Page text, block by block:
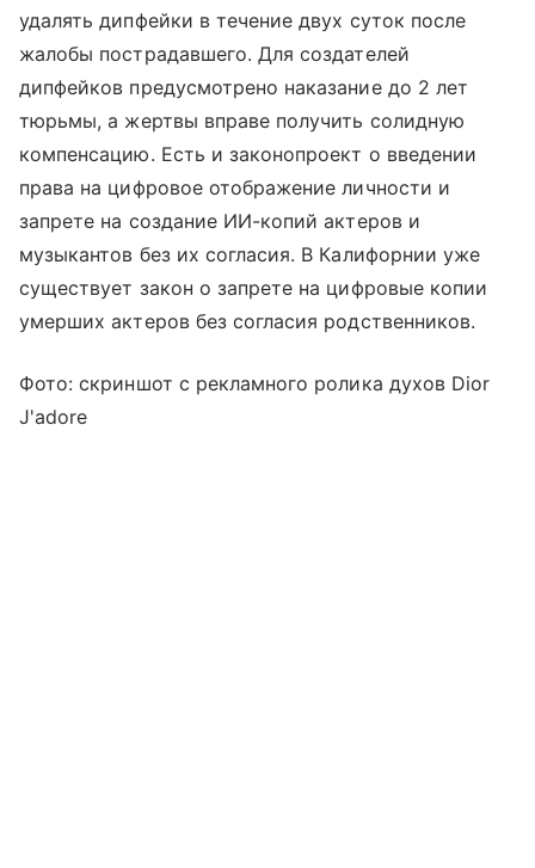
удалять дипфейки в течение двух суток после
жалобы пострадавшего. Для создателей
дипфейков предусмотрено наказание до 2 лет
тюрьмы, а жертвы вправе получить солидную
компенсацию. Есть и законопроект о введении
права на цифровое отображение личности и
запрете на создание ИИ-копий актеров и
музыкантов без их согласия. В Калифорнии уже
существует закон о запрете на цифровые копии
умерших актеров без согласия родственников.
Фото: скриншот с рекламного ролика духов Dior
J'adore